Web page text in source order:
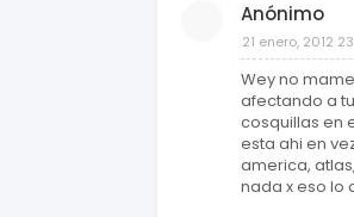
Anónimo
21 enero, 2012
Wey no
afectando a
cosquillas en
esta ahi en
america,
nada x eso lo